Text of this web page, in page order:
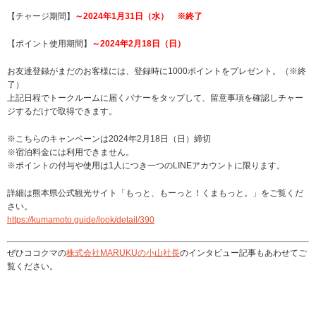
【チャージ期間】 ～2024年1月31日（水） ※終了
【ポイント使用期間】 ～2024年2月18日（日）
お友達登録がまだのお客様には、登録時に1000ポイントをプレゼント。（※終
了）
上記日程でトークルームに届くバナーをタップして、留意事項を確認しチャー
ジするだけで取得できます。
※こちらのキャンペーンは2024年2月18日（日）締切
※宿泊料金には利用できません。
※ポイントの付与や使用は1人につき一つのLINEアカウントに限ります。
詳細は熊本県公式観光サイト「もっと、もーっと！くまもっと。」をご覧くだ
さい。
https://kumamoto.guide/look/detail/390
ぜひココクマの株式会社MARUKUの小山社長のインタビュー記事もあわせてご
覧ください。